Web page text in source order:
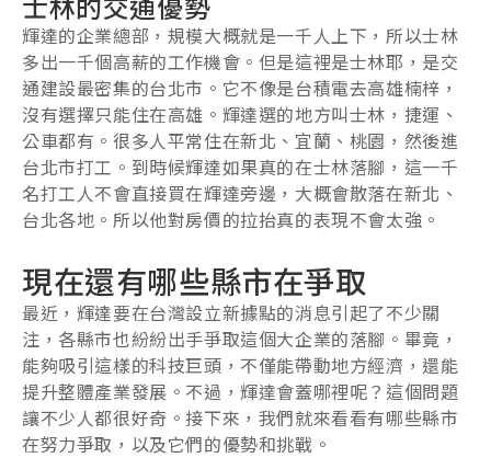
輝達的企業總部，規模大概就是一千人上下，所以士林
多出一千個高薪的工作機會。但是這裡是士林耶，是交
通建設最密集的台北市。它不像是台積電去高雄楠梓，
沒有選擇只能住在高雄。輝達選的地方叫士林，捷運、
公車都有。很多人平常住在新北、宜蘭、桃園，然後進
台北市打工。到時候輝達如果真的在士林落腳，這一千
名打工人不會直接買在輝達旁邊，大概會散落在新北、
台北各地。所以他對房價的拉抬真的表現不會太強。
現在還有哪些縣市在爭取
最近，輝達要在台灣設立新據點的消息引起了不少關
注，各縣市也紛紛出手爭取這個大企業的落腳。畢竟，
能夠吸引這樣的科技巨頭，不僅能帶動地方經濟，還能
提升整體產業發展。不過，輝達會蓋哪裡呢？這個問題
讓不少人都很好奇。接下來，我們就來看看有哪些縣市
在努力爭取，以及它們的優勢和挑戰。